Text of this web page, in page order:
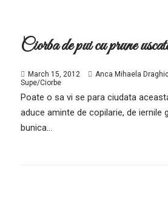
Ciorba de pui cu prune
March 15, 2012 Anca Mihaela
Supe/Ciorbe
Poate o sa vi se para ciudata
aduce aminte de copilarie, de iernile
bunica...